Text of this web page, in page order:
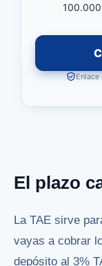
Enlace
El plazo
La TAE sirve
vayas a cobrar
depósito al 3%